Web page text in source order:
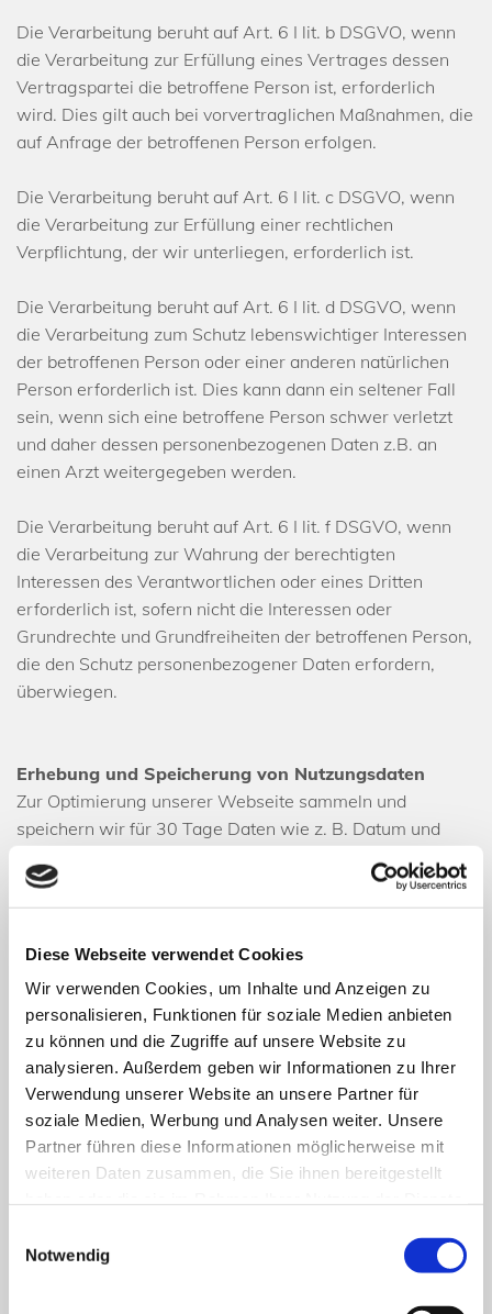
Diese Webseite verwendet Cookies
Wir verwenden Cookies, um Inhalte und Anzeigen zu
personalisieren, Funktionen für soziale Medien anbieten
zu können und die Zugriffe auf unsere Website zu
analysieren. Außerdem geben wir Informationen zu Ihrer
Verwendung unserer Website an unsere Partner für
soziale Medien, Werbung und Analysen weiter. Unsere
Partner führen diese Informationen möglicherweise mit
weiteren Daten zusammen, die Sie ihnen bereitgestellt
Notwendig
Die Verarbeitung beruht auf Art. 6 I lit. b DSGVO, wenn
die Verarbeitung zur Erfüllung eines Vertrages dessen
Vertragspartei die betroffene Person ist, erforderlich
wird. Dies gilt auch bei vorvertraglichen Maßnahmen, die
auf Anfrage der betroffenen Person erfolgen.
Die Verarbeitung beruht auf Art. 6 I lit. c DSGVO, wenn
die Verarbeitung zur Erfüllung einer rechtlichen
Verpflichtung, der wir unterliegen, erforderlich ist.
Die Verarbeitung beruht auf Art. 6 I lit. d DSGVO, wenn
die Verarbeitung zum Schutz lebenswichtiger Interessen
der betroffenen Person oder einer anderen natürlichen
Person erforderlich ist. Dies kann dann ein seltener Fall
sein, wenn sich eine betroffene Person schwer verletzt
und daher dessen personenbezogenen Daten z.B. an
einen Arzt weitergegeben werden.
Die Verarbeitung beruht auf Art. 6 I lit. f DSGVO, wenn
die Verarbeitung zur Wahrung der berechtigten
Interessen des Verantwortlichen oder eines Dritten
erforderlich ist, sofern nicht die Interessen oder
Grundrechte und Grundfreiheiten der betroffenen Person,
die den Schutz personenbezogener Daten erfordern,
überwiegen.
Erhebung und Speicherung von Nutzungsdaten
Zur Optimierung unserer Webseite sammeln und
speichern wir für 30 Tage Daten wie z. B. Datum und
Uhrzeit des Seitenaufrufs, die Seite, von der Sie unsere
Seite aufgerufen haben und ähnliches, sofern Sie dieser
Datenerhebung und -speicherung nicht widersprechen.
Dies erfolgt anonymisiert, ohne den Benutzer der Seite
persönlich zu identifizieren. Ggf. werden Nutzerprofile
mittels eines Pseudonyms erstellt. Auch hierbei erfolgt
keine Verbindung zwischen der hinter dem Pseudonym
stehenden natürlichen Personen mit den erhobenen
Nutzungsdaten. Zur Erhebung und Speicherung der
Nutzungsdaten setzen wir auch Cookies ein.
Dabei handelt es sich um kleine Textdateien, die auf
Betriebssystem, Ihrem Internetbenutzungsprogramm